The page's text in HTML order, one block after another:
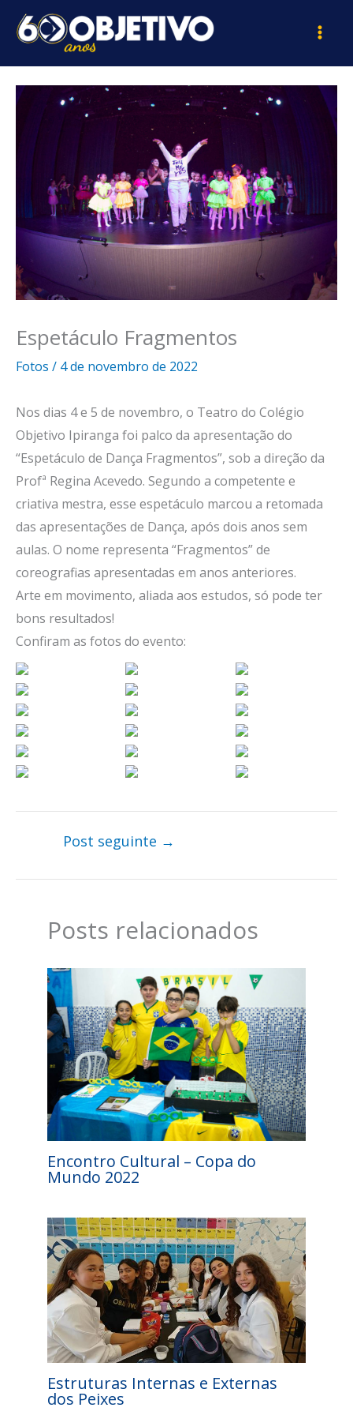
para
Espetáculo Fragmentos
Fotos / 4 de novembro de 2022
Nos dias 4 e 5 de novembro, o Teatro do Colégio
Objetivo Ipiranga foi palco da apresentação do
“Espetáculo de Dança Fragmentos”, sob a direção da
Profª Regina Acevedo. Segundo a competente e
criativa mestra, esse espetáculo marcou a retomada
das apresentações de Dança, após dois anos sem
aulas. O nome representa “Fragmentos” de
coreografias apresentadas em anos anteriores.
Arte em movimento, aliada aos estudos, só pode ter
bons resultados!
Confiram as fotos do evento:
Post seguinte →
Posts relacionados
Encontro Cultural – Copa do
Mundo 2022
Estruturas Internas e Externas
dos Peixes